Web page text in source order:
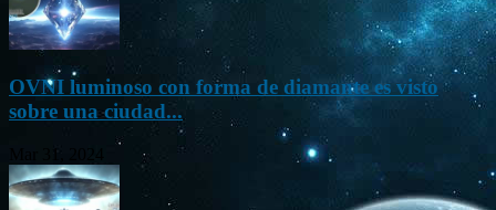
OVNI luminoso con forma de diamante es visto
sobre una ciudad...
Mar 31, 2024